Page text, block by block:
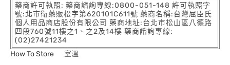
藥商許可執照: 藥商諮詢專線:0800-051-148 許可執照字
號:北市衛藥販松字第620101C611號 藥商名稱:台灣屈臣氏
個人用品商店股份有限公司 藥商地址:台北市松山區八德路
四段760號11樓之1、之2及14樓 藥商諮詢專線:
(02)27421234
How To Store
室溫